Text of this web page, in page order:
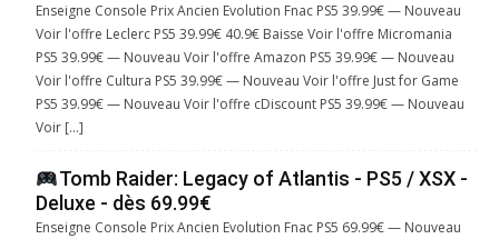
Enseigne Console Prix Ancien Evolution Fnac PS5 39.99€ — Nouveau
Voir l'offre Leclerc PS5 39.99€ 40.9€ Baisse Voir l'offre Micromania
PS5 39.99€ — Nouveau Voir l'offre Amazon PS5 39.99€ — Nouveau
Voir l'offre Cultura PS5 39.99€ — Nouveau Voir l'offre Just for Game
PS5 39.99€ — Nouveau Voir l'offre cDiscount PS5 39.99€ — Nouveau
Voir […]
Tomb Raider: Legacy of Atlantis - PS5 / XSX -
Deluxe - dès 69.99€
Enseigne Console Prix Ancien Evolution Fnac PS5 69.99€ — Nouveau